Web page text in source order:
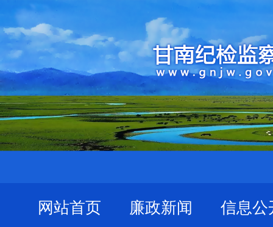
网站首页 廉政新闻 信息公